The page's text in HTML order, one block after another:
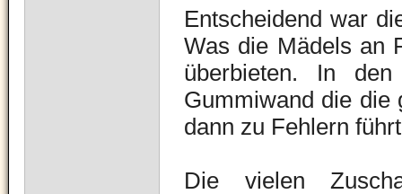
Entscheidend war
Was die Mädels an
überbieten. In
Gummiwand die die
dann zu Fehlern
Die vielen